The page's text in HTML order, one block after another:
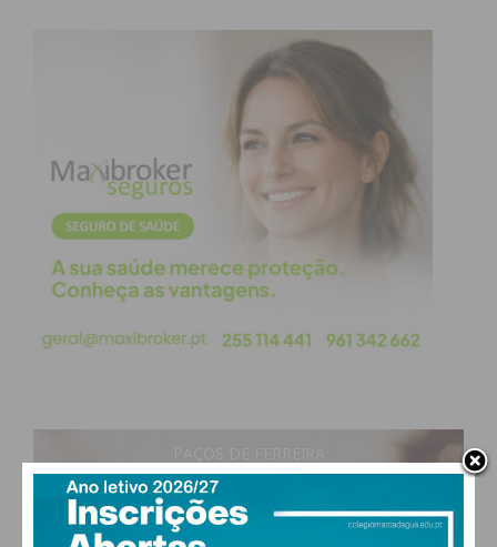
“A introdução desta técnica permite oferecer aos
nossos doentes a possibilidade de realizar este
exame na nossa ULS, de acordo com as melhores
práticas clínicas atuais”, sublinha Fernando Vila,
diretor do Serviço de Urologia da ULSTS.
29°
48% humidade